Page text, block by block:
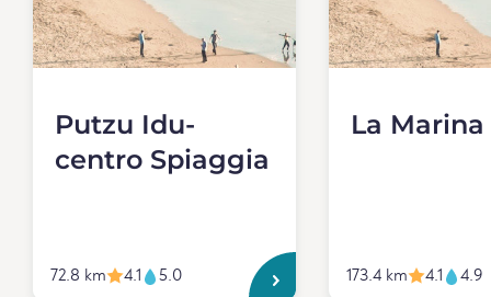
Putzu Idu-
centro Spiaggia
72.8 km 4.1 5.0
La Marina
173.4 km 4.1 4.9